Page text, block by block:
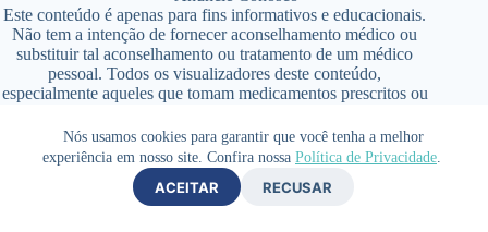
Nós usamos cookies para garantir que você tenha a melhor
experiência em nosso site. Confira nossa Política de Privacidade.
ACEITAR RECUSAR
Este conteúdo é apenas para fins informativos e educacionais.
Não tem a intenção de fornecer aconselhamento médico ou
substituir tal aconselhamento ou tratamento de um médico
pessoal. Todos os visualizadores deste conteúdo,
especialmente aqueles que tomam medicamentos prescritos ou
qualquer programa de nutrição, suplementação ou estilo de
vida.
Copyright © 2026 - SaúdeLAB.com pertence ao grupo
VKCF Soluções Digitais Ltda - CNPJ n° 43.726.917/0001-80